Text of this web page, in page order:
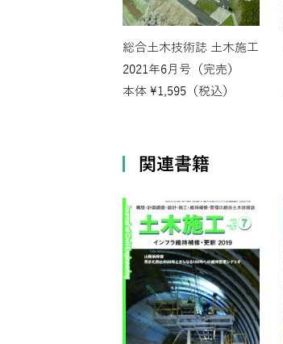
総合土木技術誌 土木施工
2021年6月号（完売）
本体 ¥1,595 （税込）
関連書籍